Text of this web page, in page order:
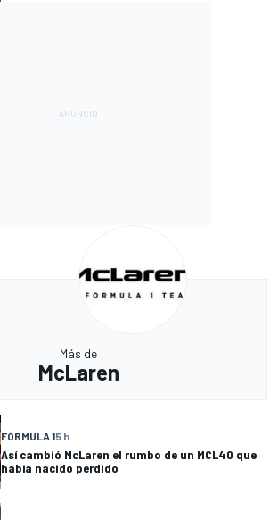
Más de
McLaren
FÓRMULA 15 h
Así cambió McLaren el rumbo de un MCL40 que
había nacido perdido